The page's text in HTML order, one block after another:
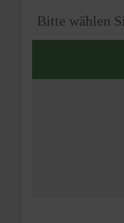
Bitte wählen